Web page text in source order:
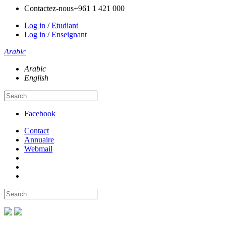
Contactez-nous+961 1 421 000
Log in /Etudiant
Log in /Enseignant
Arabic
Arabic
English
Facebook
Contact
Annuaire
Webmail